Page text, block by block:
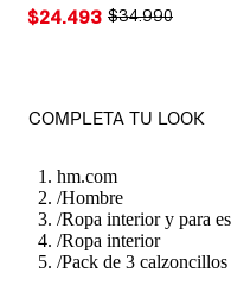
ORIGINAL PRICE:
$34.990
PRICE:
$24.493
COMPLETA TU LOOK
hm.com
/Hombre
/Ropa interior y para
/Ropa interior
/Pack de 3